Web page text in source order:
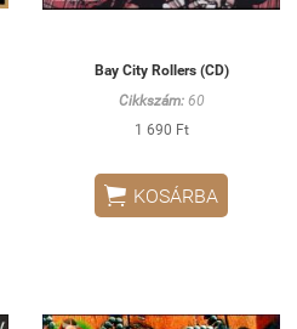
Bay City Rollers (CD)
Cikkszám:60
1 690 Ft
 KOSÁRBA